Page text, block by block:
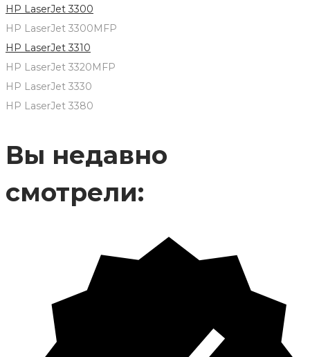
HP LaserJet 3300
HP LaserJet 3300MFP
HP LaserJet 3310
HP LaserJet 3320MFP
HP LaserJet 3330
HP LaserJet 3380
Вы недавно
смотрели: